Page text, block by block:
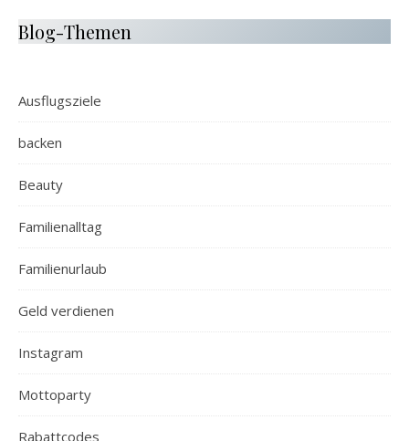
Blog-Themen
Ausflugsziele
backen
Beauty
Familienalltag
Familienurlaub
Geld verdienen
Instagram
Mottoparty
Rabattcodes